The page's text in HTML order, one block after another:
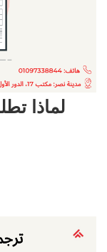
لماذا